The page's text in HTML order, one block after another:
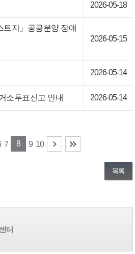
2026-05-18
트지」공공분양 장애
2026-05-15
2026-05-14
소투표신고 안내 2026-05-14
7 8 9 10
목록
터